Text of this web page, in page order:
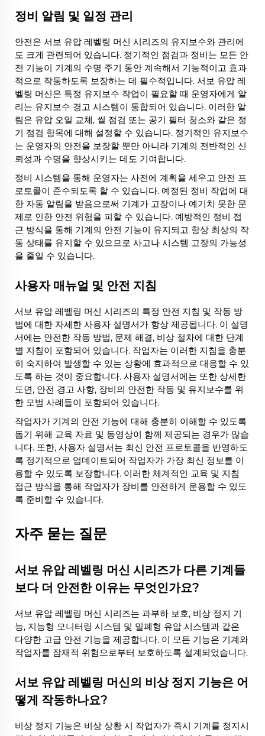
정비 알림 및 일정 관리
안전은 서보 유압 레벨링 머신 시리즈의 유지보수와 관리에
도 크게 관련되어 있습니다. 정기적인 점검과 정비는 모든 안
전 기능이 기계의 수명 주기 동안 계속해서 기능적이고 효과
적으로 작동하도록 보장하는 데 필수적입니다. 서보 유압 레
벨링 머신은 특정 유지보수 작업이 필요할 때 운영자에게 알
리는 유지보수 경고 시스템이 통합되어 있습니다. 이러한 알
림은 유압 오일 교체, 씰 점검 또는 공기 필터 청소와 같은 정
기 점검 항목에 대해 설정할 수 있습니다. 정기적인 유지보수
는 운영자의 안전을 보장할 뿐만 아니라 기계의 전반적인 신
뢰성과 수명을 향상시키는 데도 기여합니다.
정비 시스템을 통해 운영자는 사전에 계획을 세우고 안전 프
로토콜이 준수되도록 할 수 있습니다. 예정된 정비 작업에 대
한 자동 알림을 받음으로써 기계가 고장이나 예기치 못한 문
제로 인한 안전 위험을 피할 수 있습니다. 예방적인 정비 접
근 방식을 통해 기계의 안전 기능이 유지되고 항상 최상의 작
동 상태를 유지할 수 있으므로 사고나 시스템 고장의 가능성
을 줄일 수 있습니다.
사용자 매뉴얼 및 안전 지침
서보 유압 레벨링 머신 시리즈의 특정 안전 지침 및 작동 방
법에 대한 자세한 사용자 설명서가 항상 제공됩니다. 이 설명
서에는 안전한 작동 방법, 문제 해결, 비상 절차에 대한 단계
별 지침이 포함되어 있습니다. 작업자는 이러한 지침을 충분
히 숙지하여 발생할 수 있는 상황에 효과적으로 대응할 수 있
도록 하는 것이 중요합니다. 사용자 설명서에는 또한 상세한
도면, 안전 경고 사항, 장비의 안전한 작동 및 유지보수를 위
한 모범 사례들이 포함되어 있습니다.
작업자가 기계의 안전 기능에 대해 충분히 이해할 수 있도록
돕기 위해 교육 자료 및 동영상이 함께 제공되는 경우가 많습
니다. 또한, 사용자 설명서는 최신 안전 프로토콜을 반영하도
록 정기적으로 업데이트되어 작업자가 가장 최신 정보를 이
용할 수 있도록 보장합니다. 이러한 체계적인 교육 및 지침
접근 방식을 통해 작업자가 장비를 안전하게 운용할 수 있도
록 준비할 수 있습니다.
자주 묻는 질문
서보 유압 레벨링 머신 시리즈가 다른 기계들
보다 더 안전한 이유는 무엇인가요?
서보 유압 레벨링 머신 시리즈는 과부하 보호, 비상 정지 기
능, 지능형 모니터링 시스템 및 밀폐형 유압 시스템과 같은
다양한 고급 안전 기능을 제공합니다. 이 모든 기능은 기계와
작업자를 잠재적 위험으로부터 보호하도록 설계되었습니다.
서보 유압 레벨링 머신의 비상 정지 기능은 어
떻게 작동하나요?
비상 정지 기능은 비상 상황 시 작업자가 즉시 기계를 정지시